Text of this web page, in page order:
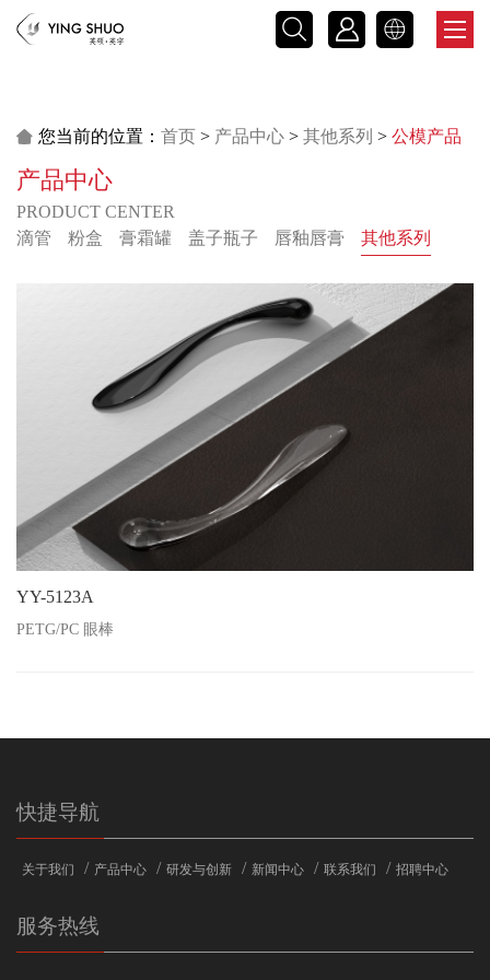
 

 您当前的位置： 首页 > 产品中心 > 其他系列 > 公模产品
产品中心
PRODUCT CENTER
滴管
粉盒 膏霜罐 盖子瓶子 唇釉唇膏 其他系列
YY-5123A
PETG/PC 眼棒
快捷导航
关于我们 / 产品中心 / 研发与创新 / 新闻中心 / 联系我们 / 招聘中心
服务热线